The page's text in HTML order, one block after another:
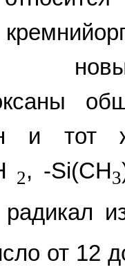
и
2, -Si(СН3
от 12